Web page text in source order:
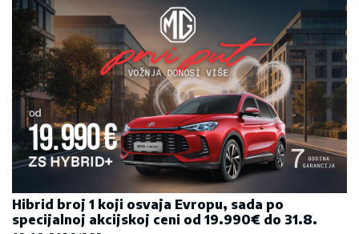
Hibrid broj 1 koji osvaja Evropu, sada po
specijalnoj akcijskoj ceni od 19.990€ do 31.8.